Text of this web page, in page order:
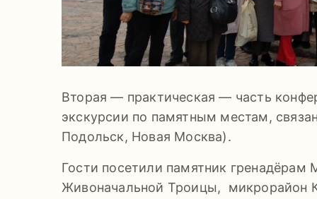
Вторая — практическая — часть
экскурсии по памятным местам,
Подольск, Новая Москва).
Гости посетили памятник
Живоначальной Троицы, микрорайон